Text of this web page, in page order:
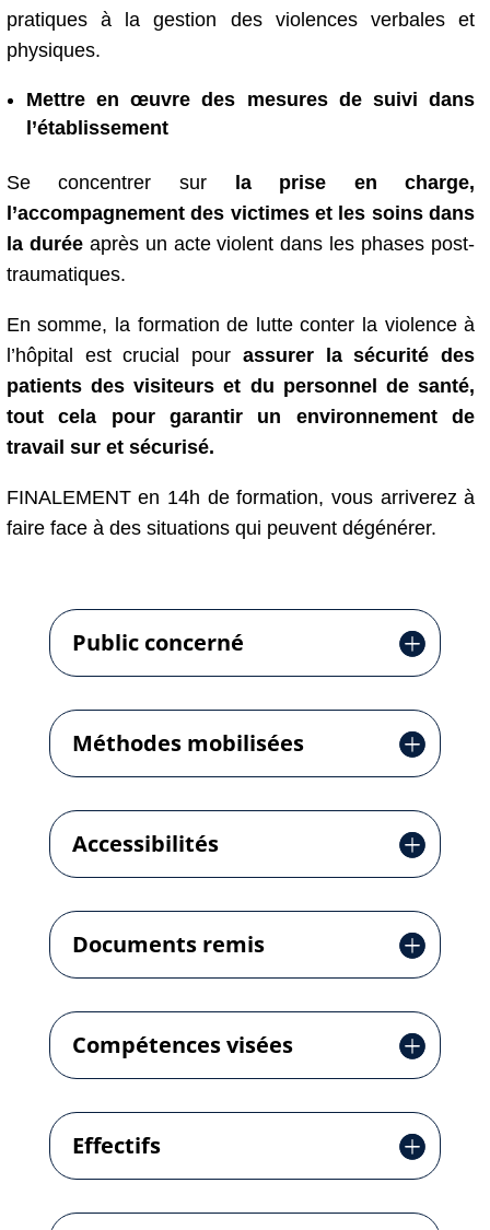
pratiques à la gestion des violences verbales et
physiques.
Mettre en œuvre des mesures de suivi dans
l’établissement
Se concentrer sur
la prise en charge,
l’accompagnement des victimes et les soins dans
la duréeaprès un acte violent dans les phases post-
traumatiques.
En somme, la formation de lutte conter la violence à
l’hôpital est crucial pour assurer la sécurité des
patients des visiteurs et du personnel de santé,
tout cela pour garantir un environnement de
travail sur et sécurisé.
FINALEMENT en 14h de formation, vous arriverez à
faire face à des situations qui peuvent dégénérer.
Public concerné
Méthodes mobilisées
Accessibilités
Documents remis
Compétences visées
Effectifs